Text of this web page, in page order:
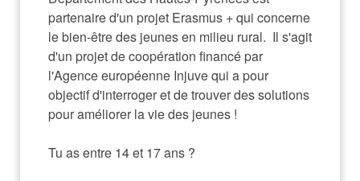
partenaire d'un projet Erasmus + qui concerne
le bien-être des jeunes en milieu rural.  Il s'agit
d'un projet de coopération financé par
l'Agence européenne Injuve qui a pour
objectif d'interroger et de trouver des solutions
pour améliorer la vie des jeunes !
Tu as entre 14 et 17 ans ?